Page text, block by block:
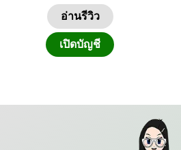
อ่านรีวิว
เปิดบัญชี